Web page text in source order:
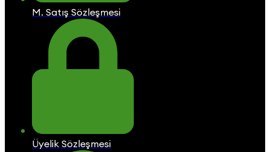
M. Satış Sözleşmesi
Üyelik Sözleşmesi